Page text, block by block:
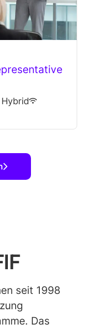
Hybrid
seit 1998
Das